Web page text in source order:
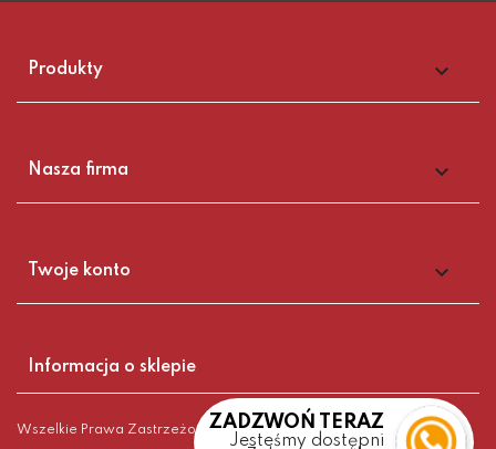
Produkty 
Nasza firma 
Twoje konto 
Informacja o sklepie
Wszelkie Prawa Zastrzeżone kominy-stalowe.pl 2021
ZADZWOŃ TERAZ
Jesteśmy dostępni